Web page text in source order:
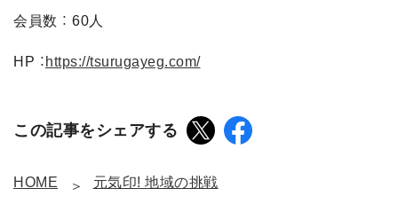
会員数 ： 60人
HP ： https://tsurugayeg.com/
この記事をシェアする
HOME 元気印! 地域の挑戦